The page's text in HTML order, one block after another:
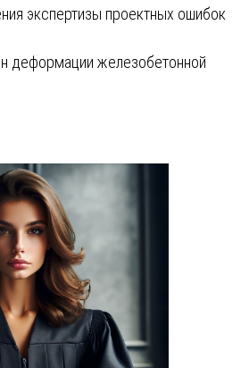
экспертизы проектных ошибок
деформации железобетонной